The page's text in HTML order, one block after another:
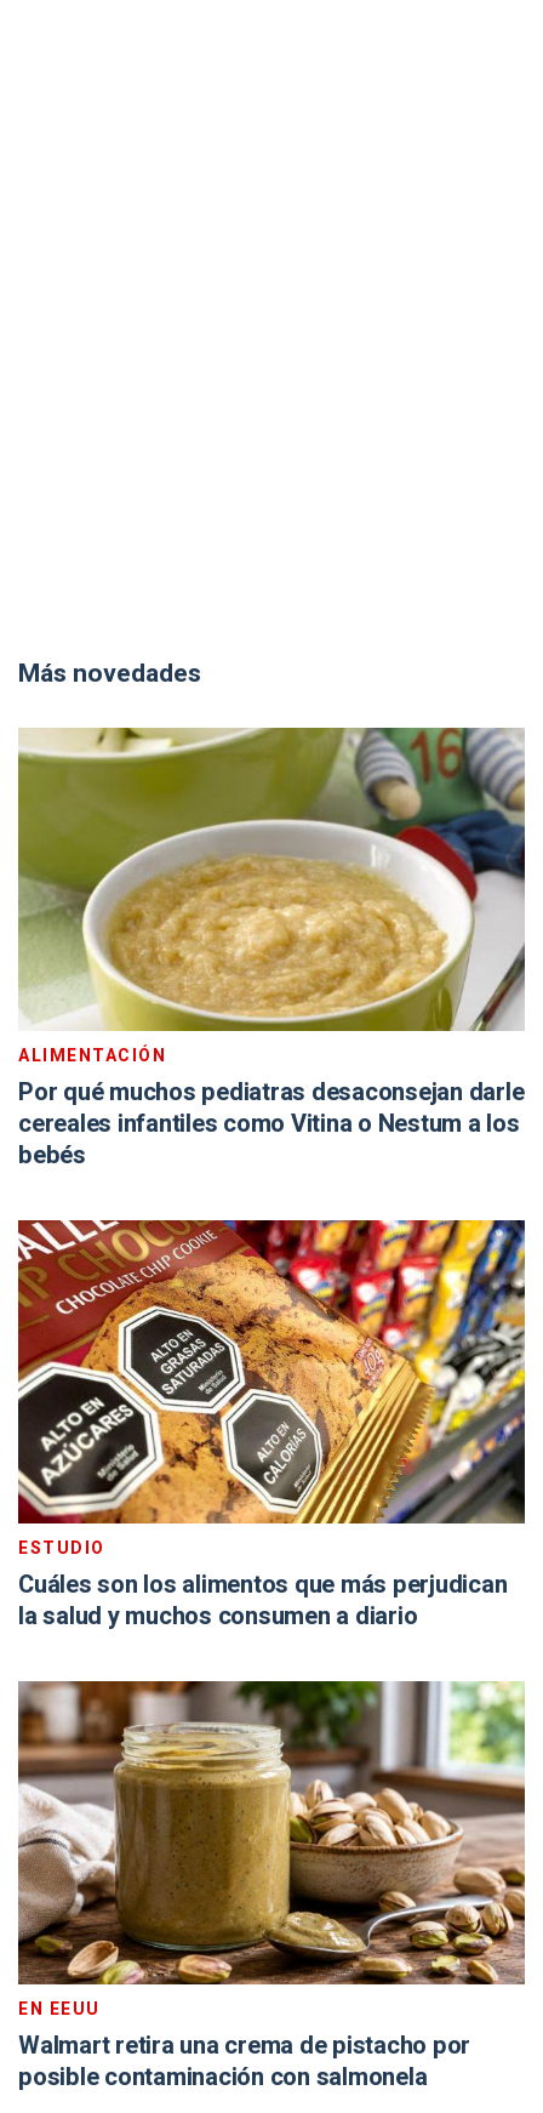
Más novedades
ALIMENTACIÓN
Por qué muchos pediatras desaconsejan darle
cereales infantiles como Vitina o Nestum a los
bebés
ESTUDIO
Cuáles son los alimentos que más perjudican
la salud y muchos consumen a diario
EN EEUU
Walmart retira una crema de pistacho por
posible contaminación con salmonela